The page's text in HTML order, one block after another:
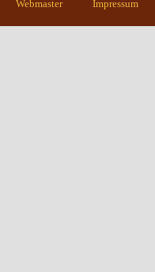
Webmaster Impressum